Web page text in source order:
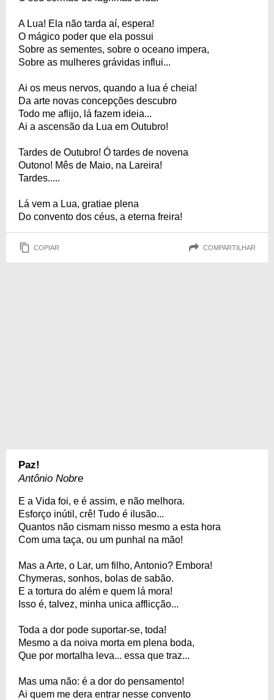
A Lua! Ela não tarda aí, espera!
O mágico poder que ela possui
Sobre as sementes, sobre o oceano impera,
Sobre as mulheres grávidas influi...
Ai os meus nervos, quando a lua é cheia!
Da arte novas concepções descubro
Todo me aflijo, lá fazem ideia...
Ai a ascensão da Lua em Outubro!
Tardes de Outubro! Ó tardes de novena
Outono! Mês de Maio, na Lareira!
Tardes.....
Lá vem a Lua, gratiae plena
Do convento dos céus, a eterna freira!
COPIAR COMPARTILHAR
Paz!
Antônio Nobre
E a Vida foi, e é assim, e não melhora.
Esforço inútil, crê! Tudo é ilusão...
Quantos não cismam nisso mesmo a esta hora
Com uma taça, ou um punhal na mão!
Mas a Arte, o Lar, um filho, Antonio? Embora!
Chymeras, sonhos, bolas de sabão.
E a tortura do além e quem lá mora!
Isso é, talvez, minha unica afflicção...
Toda a dor pode suportar-se, toda!
Mesmo a da noiva morta em plena boda,
Que por mortalha leva... essa que traz...
Mas uma não: é a dor do pensamento!
Ai quem me dera entrar nesse convento